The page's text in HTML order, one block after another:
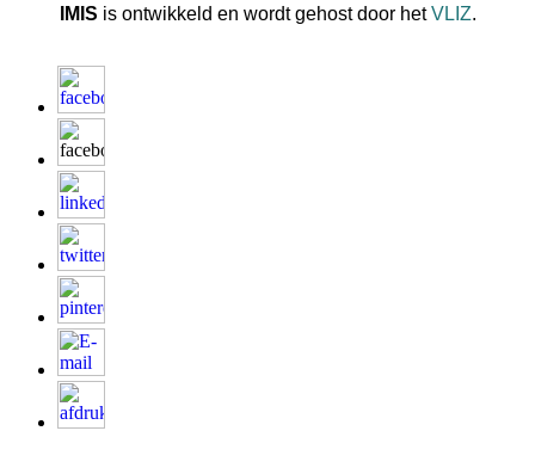
IMIS is ontwikkeld en wordt gehost door hetVLIZ.